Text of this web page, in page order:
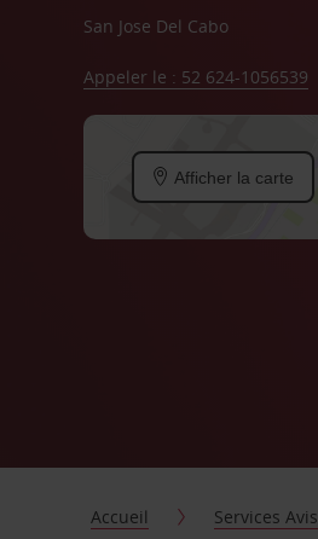
San Jose Del Cabo
Appeler le : 52 624-1056539
Afficher la carte
Accueil Services Avis